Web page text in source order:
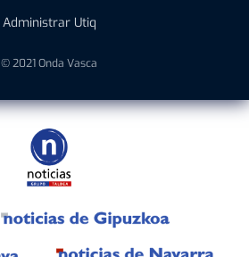
Administrar Utiq
© 2021 Onda Vasca